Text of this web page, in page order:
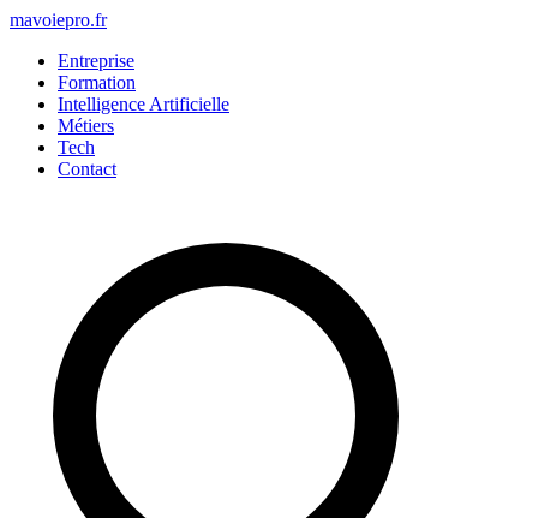
mavoiepro.fr
Entreprise
Formation
Intelligence Artificielle
Métiers
Tech
Contact